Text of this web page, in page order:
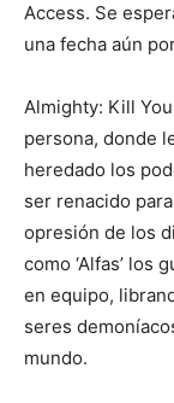
Access. Se
una fecha aún
Almighty: Kill
persona, donde
heredado los
ser renacido
opresión de los
como ‘Alfas’ los
en equipo,
seres
mundo.